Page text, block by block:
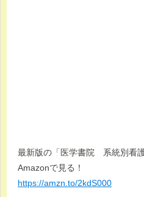
最新版の「医学書院 系統別看
Amazonで見る！
https://amzn.to/2kdS000